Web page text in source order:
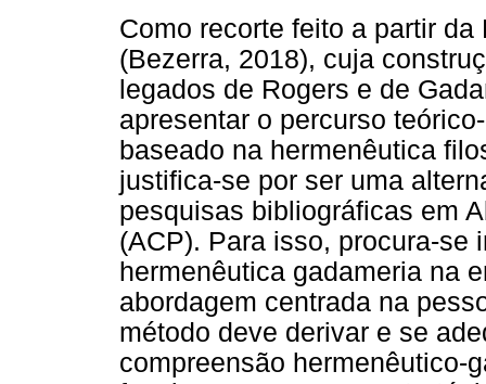
Como recorte feito a partir
(Bezerra, 2018), cuja
legados de Rogers e de
apresentar o percurso
baseado na hermenêutica
justifica-se por ser uma
pesquisas bibliográficas em
(ACP). Para isso, procura-se
hermenêutica gadameria na
abordagem centrada na
método deve derivar e se
compreensão hermenêutico-